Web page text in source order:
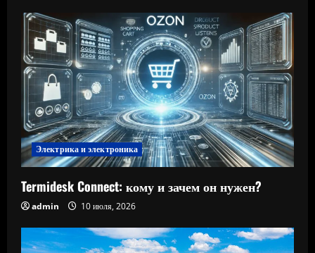
Электрика и электроника
Termidesk Connect: кому и зачем он нужен?
admin 10 июля, 2026